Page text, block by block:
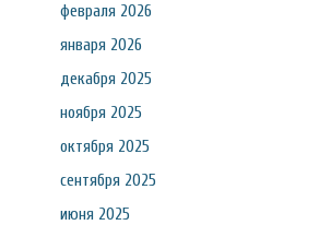
февраля 2026
января 2026
декабря 2025
ноября 2025
октября 2025
сентября 2025
июня 2025